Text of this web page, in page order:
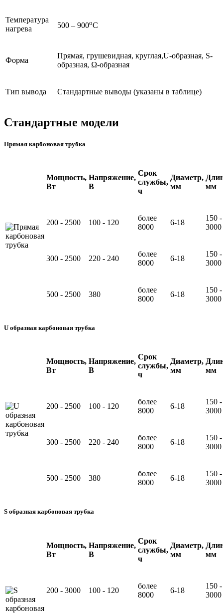
Температура
нагрева
500 – 900оС
Форма
Прямая, грушевидная, круглая,U-образная, S-
образная, Ω-образная
Тип вывода Стандартные выводы (указаны в таблице)
Стандартные модели
Прямая карбоновая трубка
Мощность,
Вт
Напряжение,
В
Срок
службы,
ч
Диаметр,
мм
мм
200 - 2500 100 - 120
более
8000
6-18
150 -
3000
300 - 2500 220 - 240
более
8000
6-18
150 -
3000
500 - 2500 380
более
8000
6-18
150 -
3000
U образная карбоновая трубка
Мощность,
Вт
Напряжение,
В
Срок
службы,
ч
Диаметр,
мм
мм
200 - 2500 100 - 120
более
8000
6-18
150 -
3000
300 - 2500 220 - 240
более
8000
6-18
150 -
3000
500 - 2500 380
более
8000
6-18
150 -
3000
S образная карбоновая трубка
Мощность,
Вт
Напряжение,
В
Срок
службы,
ч
Диаметр,
мм
мм
200 - 3000 100 - 120
более
8000
6-18
150 -
3000